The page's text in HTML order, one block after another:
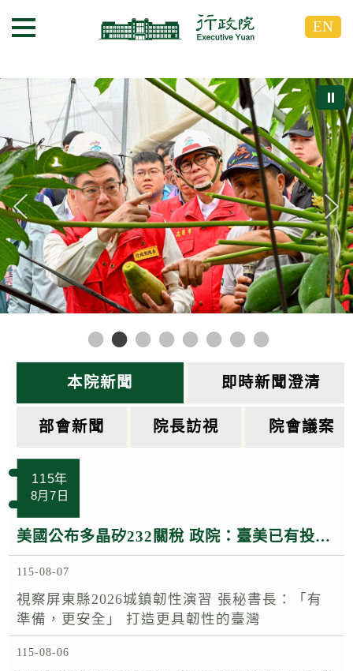
到
塊
G
o
T
o
C
e
n
t
e
r
b
l
到
塊
選單按鈕 EN
⏸
本院新聞 即時新聞澄清
部會新聞 院長訪視 院會議案
115年
8月7日
美國公布多晶矽232關稅 政院：臺美已有投資MOU 半導體多晶矽相關產品適用相關優惠待遇
115-08-07
視察屏東縣2026城鎮韌性演習 張秘書長：「有
準備，更安全」 打造更具韌性的臺灣
115-08-06